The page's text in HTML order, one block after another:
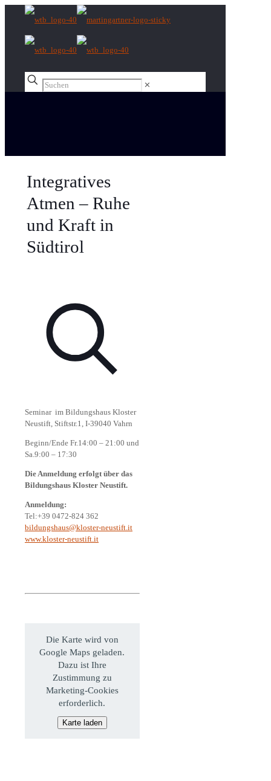
✕
Integratives
Atmen – Ruhe
und Kraft in
Südtirol
Seminar im Bildungshaus Kloster
Neustift, Stiftstr.1, I-39040 Vahrn
Beginn/Ende Fr.14:00 – 21:00 und
Sa.9:00 – 17:30
Die Anmeldung erfolgt über das
Bildungshaus Kloster Neustift.
Anmeldung:
Tel:+39 0472-824 362
bildungshaus@kloster-neustift.it
www.kloster-neustift.it
Die Karte wird von
Google Maps geladen.
Dazu ist Ihre
Zustimmung zu
Marketing-Cookies
erforderlich.
Karte laden